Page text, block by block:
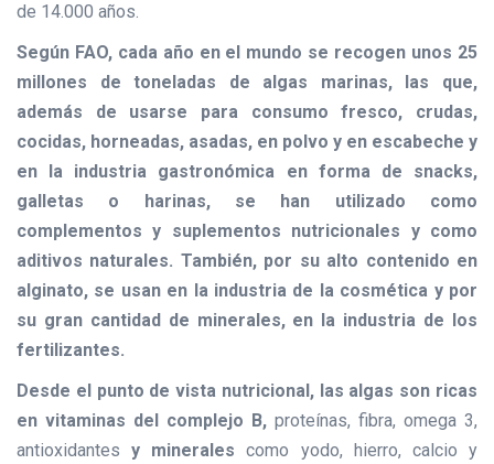
de 14.000 años.
Según FAO, cada año en el mundo se recogen unos 25
millones de toneladas de algas marinas, las que,
además de usarse para consumo fresco, crudas,
cocidas, horneadas, asadas, en polvo y en escabeche y
en la industria gastronómica en forma de snacks,
galletas o harinas, se han utilizado como
complementos y suplementos nutricionales y como
aditivos naturales. También, por su alto contenido en
alginato, se usan en la industria de la cosmética y por
su gran cantidad de minerales, en la industria de los
fertilizantes.
Desde el punto de vista nutricional, las algas son ricas
en vitaminas del complejo B, proteínas, fibra, omega 3,
antioxidantesy mineralescomo yodo, hierro, calcio y